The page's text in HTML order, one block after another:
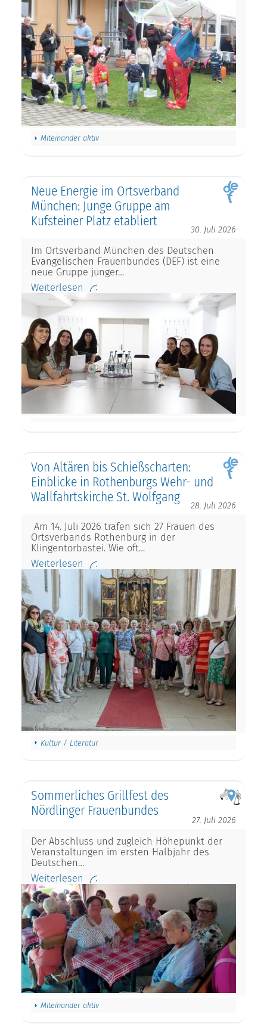
Miteinander aktiv
Neue Energie im Ortsverband
München: Junge Gruppe am
Kufsteiner Platz etabliert
30. Juli 2026
Im Ortsverband München des Deutschen
Evangelischen Frauenbundes (DEF) ist eine
neue Gruppe junger…
Weiterlesen
Von Altären bis Schießscharten:
Einblicke in Rothenburgs Wehr- und
Wallfahrtskirche St. Wolfgang
28. Juli 2026
Am 14. Juli 2026 trafen sich 27 Frauen des
Ortsverbands Rothenburg in der
Klingentorbastei. Wie oft…
Weiterlesen
Kultur / Literatur
Sommerliches Grillfest des
Nördlinger Frauenbundes
27. Juli 2026
Der Abschluss und zugleich Höhepunkt der
Veranstaltungen im ersten Halbjahr des
Deutschen…
Weiterlesen
Miteinander aktiv